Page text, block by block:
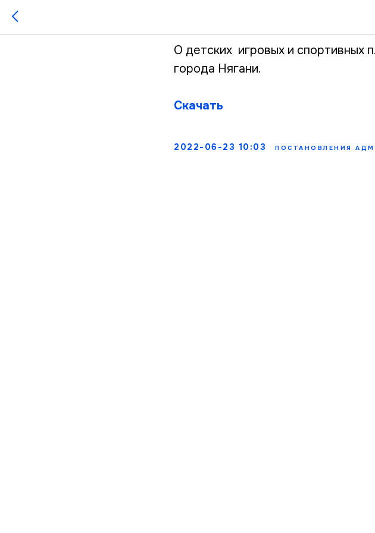
О детских игровых и спортивных
города Нягани.
Скачать
2022-06-23 10:03 ПОСТАНОВЛЕНИЯ